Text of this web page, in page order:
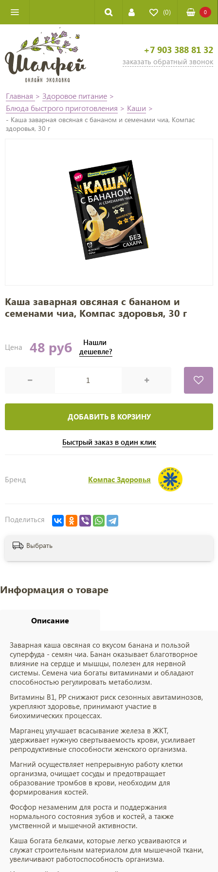
(0) 0
+7 903 388 81 32
заказать обратный звонок
Главная > Здоровое питание >
Блюда быстрого приготовления > Каши >
- Каша заварная овсяная с бананом и семенами чиа, Компас
здоровья, 30 г
Каша заварная овсяная с бананом и
семенами чиа, Компас здоровья, 30 г
Цена 48 руб
Нашли
дешевле?
ДОБАВИТЬ В КОРЗИНУ
Быстрый заказ в один клик
Бренд Компас Здоровья
Поделиться
Выбрать
Информация о товаре
Описание
Заварная каша овсяная со вкусом банана и пользой
суперфуда - семян чиа. Банан оказывает благотворное
влияние на сердце и мышцы, полезен для нервной
системы. Семена чиа богаты витаминами и обладают
способностью регулировать метаболизм.
Витамины В1, РР снижают риск сезонных авитаминозов,
укрепляют здоровье, принимают участие в
биохимических процессах.
Марганец улучшает всасывание железа в ЖКТ,
удерживает нужную свертываемость крови, усиливает
репродуктивные способности женского организма.
Магний осуществляет непрерывную работу клетки
организма, очищает сосуды и предотвращает
образование тромбов в крови, необходим для
формирования костей.
Фосфор незаменим для роста и поддержания
нормального состояния зубов и костей, а также
умственной и мышечной активности.
Каша богата белками, которые легко усваиваются и
служат строительным материалом для мышечной ткани,
увеличивают работоспособность организма.